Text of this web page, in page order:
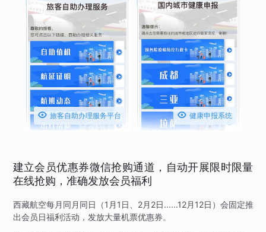
 旅客自助办理服务平台  健康申报系统
建立会员优惠券微信抢购通道，自动开展限时限量
在线抢购，准确发放会员福利
西藏航空每月同月同日（1月1日、2月2日......12月12日）会固定推
出会员日福利活动，发放大量机票优惠券。